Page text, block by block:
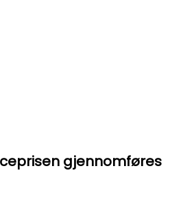
gjennomføres